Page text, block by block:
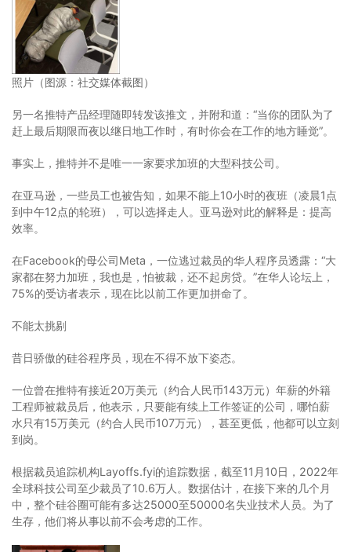
照片（图源：社交媒体截图）
另一名推特产品经理随即转发该推文，并附和道：“当你的团队为了
赶上最后期限而夜以继日地工作时，有时你会在工作的地方睡觉”。
事实上，推特并不是唯一一家要求加班的大型科技公司。
在亚马逊，一些员工也被告知，如果不能上10小时的夜班（凌晨1点
到中午12点的轮班），可以选择走人。亚马逊对此的解释是：提高
效率。
在Facebook的母公司Meta，一位逃过裁员的华人程序员透露：“大
家都在努力加班，我也是，怕被裁，还不起房贷。”在华人论坛上，
75%的受访者表示，现在比以前工作更加拼命了。
不能太挑剔
昔日骄傲的硅谷程序员，现在不得不放下姿态。
一位曾在推特有接近20万美元（约合人民币143万元）年薪的外籍
工程师被裁员后，他表示，只要能有续上工作签证的公司，哪怕薪
水只有15万美元（约合人民币107万元），甚至更低，他都可以立刻
到岗。
根据裁员追踪机构Layoffs.fyi的追踪数据，截至11月10日，2022年
全球科技公司至少裁员了10.6万人。数据估计，在接下来的几个月
中，整个硅谷圈可能有多达25000至50000名失业技术人员。为了
生存，他们将从事以前不会考虑的工作。